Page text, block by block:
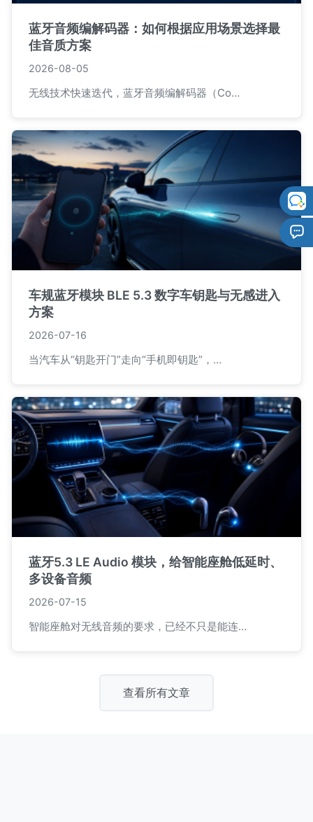
蓝牙音频编解码器：如何根据应用场景选择最
佳音质方案
2026-08-05
无线技术快速迭代，蓝牙音频编解码器（Co…
车规蓝牙模块 BLE 5.3 数字车钥匙与无感进入
方案
2026-07-16
当汽车从“钥匙开门”走向“手机即钥匙”，…
蓝牙5.3 LE Audio 模块，给智能座舱低延时、
多设备音频
2026-07-15
智能座舱对无线音频的要求，已经不只是能连…
查看所有文章